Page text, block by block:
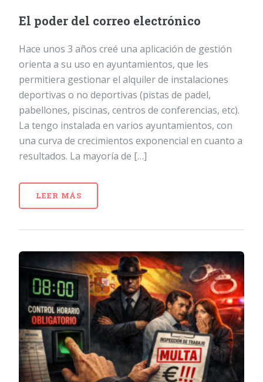
El poder del correo electrónico
Hace unos 3 años creé una aplicación de gestión
orienta a su uso en ayuntamientos, que les
permitiera gestionar el alquiler de instalaciones
deportivas o no deportivas (pistas de padel,
pabellones, piscinas, centros de conferencias, etc).
La tengo instalada en varios ayuntamientos, con
una curva de crecimientos exponencial en cuanto a
resultados. La mayoría de […]
LEER MÁS